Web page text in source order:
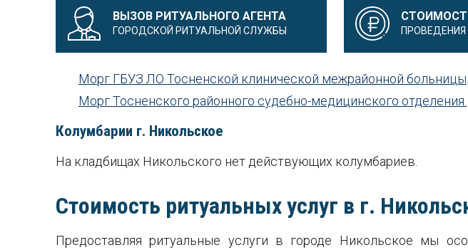
ВЫЗОВ РИТУАЛЬНОГО АГЕНТА
ГОРОДСКОЙ РИТУАЛЬНОЙ СЛУЖБЫ
Морг ГБУЗ ЛО Тосненской клинической межрайонной больницы
Морг Тосненского районного судебно-медицинского отделения.
Колумбарии г. Никольское
На кладбищах Никольского нет действующих колумбариев.
Стоимость ритуальных услуг в г.
Предоставляя ритуальные услуги в городе Никольское мы